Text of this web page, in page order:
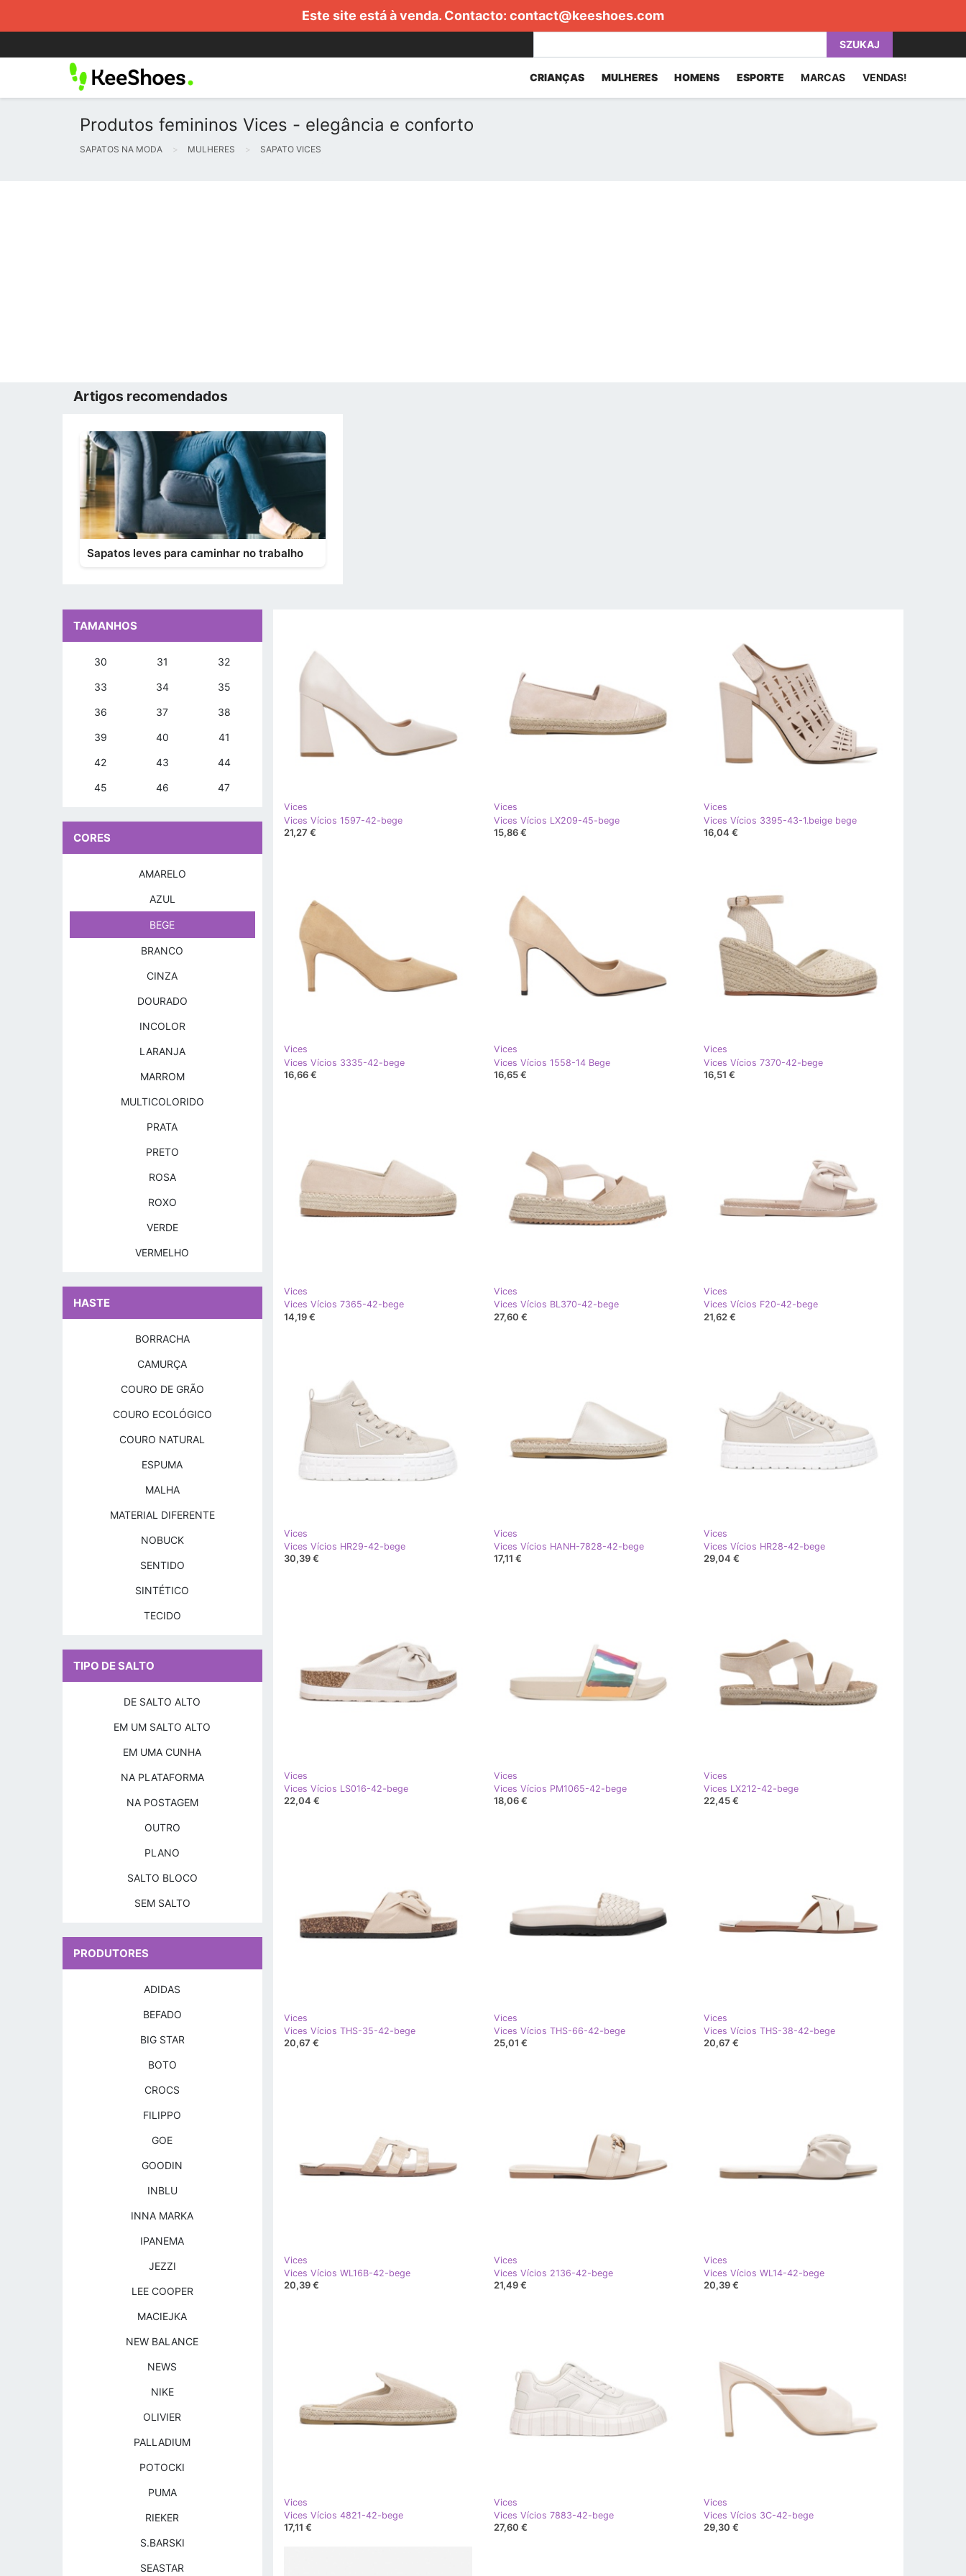
Este site está à venda. Contacto: contact@keeshoes.com
SZUKAJ
CRIANÇAS MULHERES HOMENS ESPORTE MARCAS VENDAS!
Produtos femininos Vices - elegância e conforto
SAPATOS NA MODA MULHERES SAPATO VICES
Artigos recomendados
Sapatos leves para caminhar no trabalho
Vices
Vices Vícios 1597-42-bege
21,27 €
Vices
Vices Vícios LX209-45-bege
15,86 €
Vices
Vices Vícios 3395-43-1.beige bege
16,04 €
Vices
Vices Vícios 3335-42-bege
16,66 €
Vices
Vices Vícios 1558-14 Bege
16,65 €
Vices
Vices Vícios 7370-42-bege
16,51 €
Vices
Vices Vícios 7365-42-bege
14,19 €
Vices
Vices Vícios BL370-42-bege
27,60 €
Vices
Vices Vícios F20-42-bege
21,62 €
Vices
Vices Vícios HR29-42-bege
30,39 €
Vices
Vices Vícios HANH-7828-42-bege
17,11 €
Vices
Vices Vícios HR28-42-bege
29,04 €
Vices
Vices Vícios LS016-42-bege
22,04 €
Vices
Vices Vícios PM1065-42-bege
18,06 €
Vices
Vices LX212-42-bege
22,45 €
Vices
Vices Vícios THS-35-42-bege
20,67 €
Vices
Vices Vícios THS-66-42-bege
25,01 €
Vices
Vices Vícios THS-38-42-bege
20,67 €
Vices
Vices Vícios WL16B-42-bege
20,39 €
Vices
Vices Vícios 2136-42-bege
21,49 €
Vices
Vices Vícios WL14-42-bege
20,39 €
Vices
Vices Vícios 4821-42-bege
17,11 €
Vices
Vices Vícios 7883-42-bege
27,60 €
Vices
Vices Vícios 3C-42-bege
29,30 €
TAMANHOS
30 31 32
33 34 35
36 37 38
39 40 41
42 43 44
45 46 47
CORES
AMARELO
AZUL
BEGE
BRANCO
CINZA
DOURADO
INCOLOR
LARANJA
MARROM
MULTICOLORIDO
PRATA
PRETO
ROSA
ROXO
VERDE
VERMELHO
HASTE
BORRACHA
CAMURÇA
COURO DE GRÃO
COURO ECOLÓGICO
COURO NATURAL
ESPUMA
MALHA
MATERIAL DIFERENTE
NOBUCK
SENTIDO
SINTÉTICO
TECIDO
TIPO DE SALTO
DE SALTO ALTO
EM UM SALTO ALTO
EM UMA CUNHA
NA PLATAFORMA
NA POSTAGEM
OUTRO
PLANO
SALTO BLOCO
SEM SALTO
PRODUTORES
ADIDAS
BEFADO
BIG STAR
BOTO
CROCS
FILIPPO
GOE
GOODIN
INBLU
INNA MARKA
IPANEMA
JEZZI
LEE COOPER
MACIEJKA
NEW BALANCE
NEWS
NIKE
OLIVIER
PALLADIUM
POTOCKI
PUMA
RIEKER
S.BARSKI
SEASTAR